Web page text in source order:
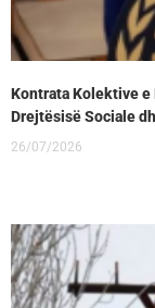
Kontrata Kolektive e
Drejtësisë Sociale
26/07/2026